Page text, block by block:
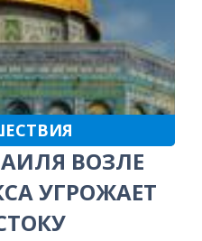
ВОЗЛЕ
УГРОЖАЕТ